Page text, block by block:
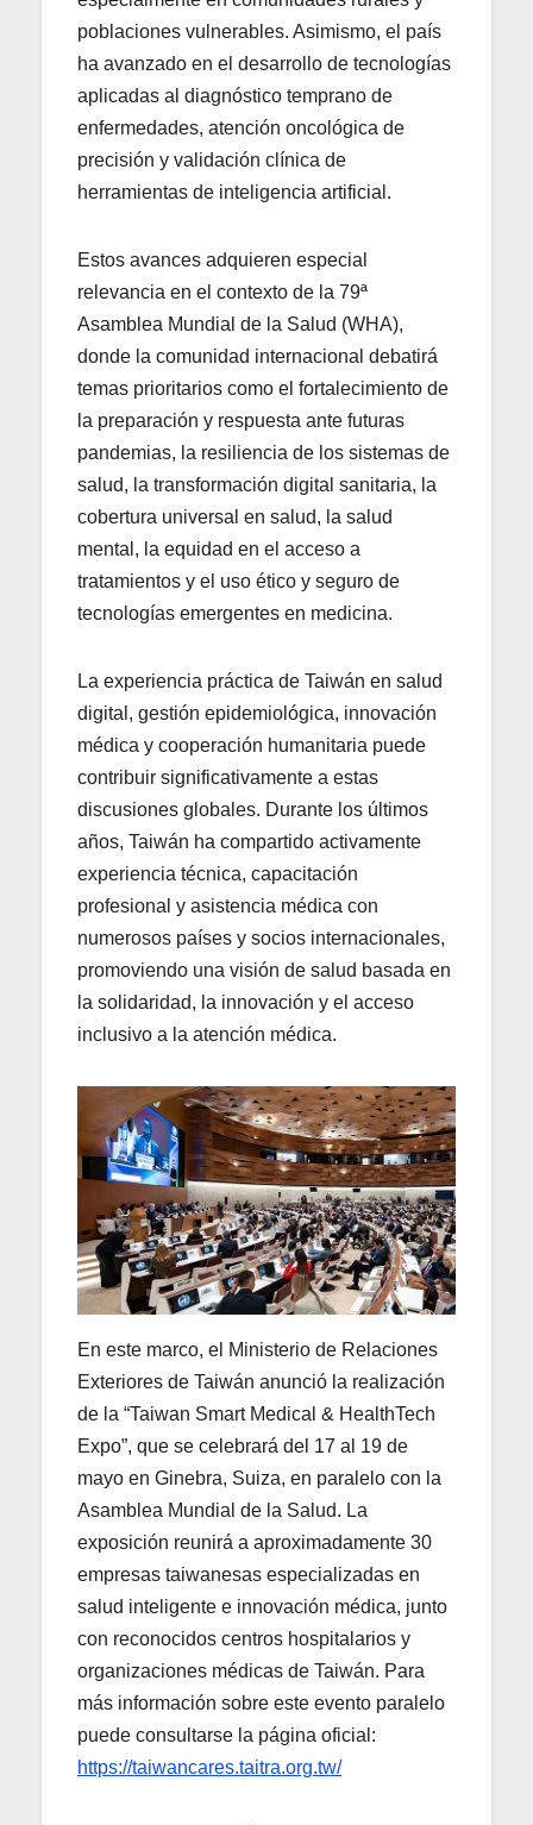
poblaciones vulnerables. Asimismo, el país
ha avanzado en el desarrollo de tecnologías
aplicadas al diagnóstico temprano de
enfermedades, atención oncológica de
precisión y validación clínica de
herramientas de inteligencia artificial.
Estos avances adquieren especial
relevancia en el contexto de la 79ª
Asamblea Mundial de la Salud (WHA),
donde la comunidad internacional debatirá
temas prioritarios como el fortalecimiento de
la preparación y respuesta ante futuras
pandemias, la resiliencia de los sistemas de
salud, la transformación digital sanitaria, la
cobertura universal en salud, la salud
mental, la equidad en el acceso a
tratamientos y el uso ético y seguro de
tecnologías emergentes en medicina.
La experiencia práctica de Taiwán en salud
digital, gestión epidemiológica, innovación
médica y cooperación humanitaria puede
contribuir significativamente a estas
discusiones globales. Durante los últimos
años, Taiwán ha compartido activamente
experiencia técnica, capacitación
profesional y asistencia médica con
numerosos países y socios internacionales,
promoviendo una visión de salud basada en
la solidaridad, la innovación y el acceso
inclusivo a la atención médica.
En este marco, el Ministerio de Relaciones
Exteriores de Taiwán anunció la realización
de la “Taiwan Smart Medical & HealthTech
Expo”, que se celebrará del 17 al 19 de
mayo en Ginebra, Suiza, en paralelo con la
Asamblea Mundial de la Salud. La
exposición reunirá a aproximadamente 30
empresas taiwanesas especializadas en
salud inteligente e innovación médica, junto
con reconocidos centros hospitalarios y
organizaciones médicas de Taiwán. Para
más información sobre este evento paralelo
puede consultarse la página oficial:
https://taiwancares.taitra.org.tw/